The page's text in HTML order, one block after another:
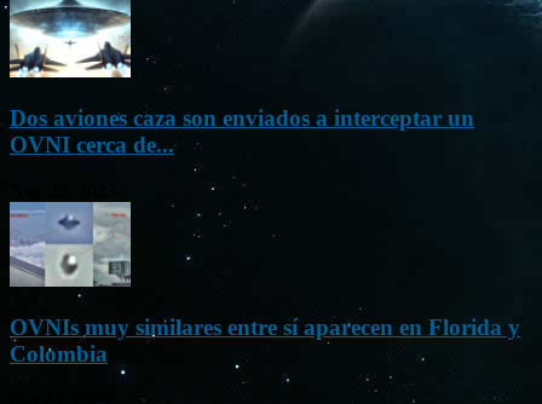
Dos aviones caza son enviados a interceptar un
OVNI cerca de...
OVNIs muy similares entre sí aparecen en Florida y
Colombia